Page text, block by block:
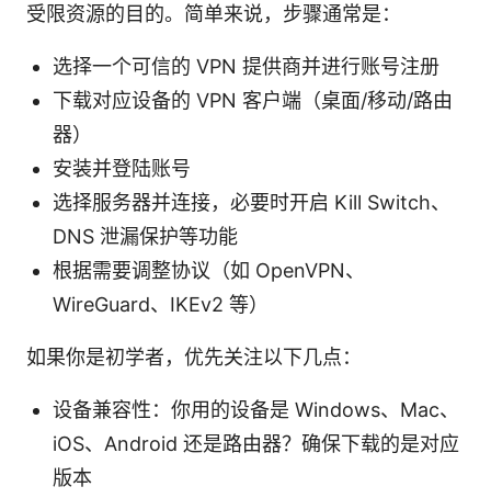
受限资源的目的。简单来说，步骤通常是：
选择一个可信的 VPN 提供商并进行账号注册
下载对应设备的 VPN 客户端（桌面/移动/路由
器）
安装并登陆账号
选择服务器并连接，必要时开启 Kill Switch、
DNS 泄漏保护等功能
根据需要调整协议（如 OpenVPN、
WireGuard、IKEv2 等）
如果你是初学者，优先关注以下几点：
设备兼容性：你用的设备是 Windows、Mac、
iOS、Android 还是路由器？确保下载的是对应
版本